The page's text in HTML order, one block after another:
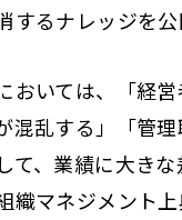
するナレッジを
おいては、「経
混乱する」「管
て、業績に大き
織マネジメント